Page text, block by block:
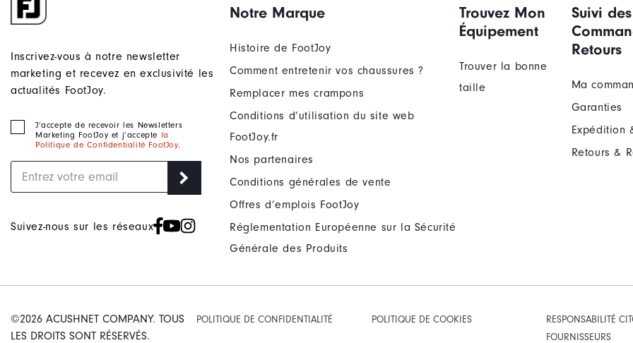
Inscrivez-vous à notre newsletter
marketing et recevez en exclusivité les
actualités FootJoy.
J‘accepte de recevoir les Newsletters
Marketing FootJoy et j’accepte la
Politique de Confidentialité FootJoy.
Suivez-nous sur les réseaux
Notre Marque
Histoire de FootJoy
Comment entretenir vos chaussures ?
Remplacer mes crampons
Conditions d’utilisation du site web
FootJoy.fr
Nos partenaires
Conditions générales de vente
Offres d’emplois FootJoy
Réglementation Européenne sur la Sécurité
Générale des Produits
Trouvez Mon
Équipement
Trouver la bonne
taille
Suivi des
Retours
Ma
Garanties
Expédition
Retours &
©2026 ACUSHNET COMPANY. TOUS
LES DROITS SONT RÉSERVÉS.
POLITIQUE DE CONFIDENTIALITÉ POLITIQUE DE COOKIES
RESPONSABILITÉ
FOURNISSEURS